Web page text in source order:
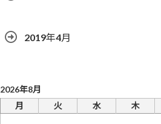
2019年4月
2026年8月
月
火 水 木